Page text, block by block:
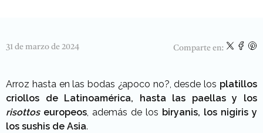
31 de marzo de 2024 Comparte en:
Arroz hasta en las bodas ¿apoco no?, desde los platillos
criollos de Latinoamérica, hasta las paellas y los
risottoseuropeos, además de los biryanis, los nigiris y
los sushis de Asia.